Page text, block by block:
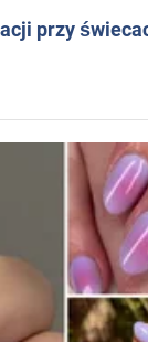
przy